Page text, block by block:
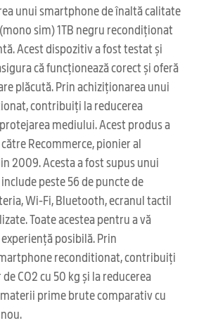
unui smartphone de înaltă calitate
sim) 1TB negru recondiționat
Acest dispozitiv a fost testat și
că funcționează corect și oferă
plăcută. Prin achiziționarea unui
contribuiți la reducerea
mediului. Acest produs a
Recommerce, pionier al
2009. Acesta a fost supus unui
peste 56 de puncte de
Wi-Fi, Bluetooth, ecranul tactil
Toate acestea pentru a vă
posibilă. Prin
reconditionat, contribuiți
CO2 cu 50 kg și la reducerea
prime brute comparativ cu